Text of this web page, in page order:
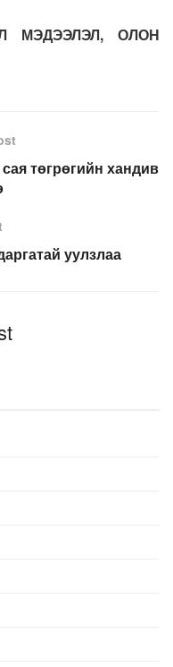
МЭДЭЭЛЭЛ, ОЛОН
төгрөгийн хандив
уулзлаа